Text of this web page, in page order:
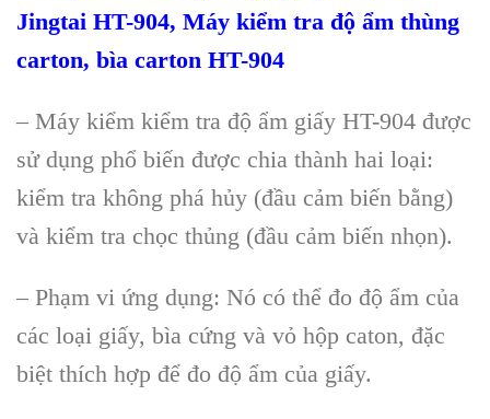
Jingtai HT-904, Máy kiểm tra độ ẩm thùng
carton, bìa carton HT-904
– Máy kiểm kiểm tra độ ẩm giấy HT-904 được
sử dụng phổ biến được chia thành hai loại:
kiểm tra không phá hủy (đầu cảm biến bằng)
và kiểm tra chọc thủng (đầu cảm biến nhọn).
– Phạm vi ứng dụng: Nó có thể đo độ ẩm của
các loại giấy, bìa cứng và vỏ hộp caton, đặc
biệt thích hợp để đo độ ẩm của giấy.